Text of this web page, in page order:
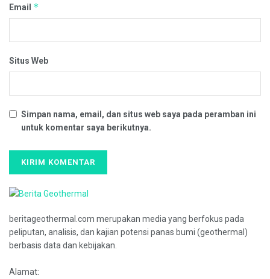
Email *
Situs Web
Simpan nama, email, dan situs web saya pada peramban ini
untuk komentar saya berikutnya.
beritageothermal.com merupakan media yang berfokus pada
peliputan, analisis, dan kajian potensi panas bumi (geothermal)
berbasis data dan kebijakan.
Alamat: